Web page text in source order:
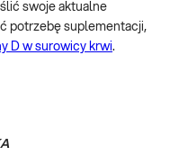
swoje aktualne
potrzebę suplementacji,
D w surowicy krwi.